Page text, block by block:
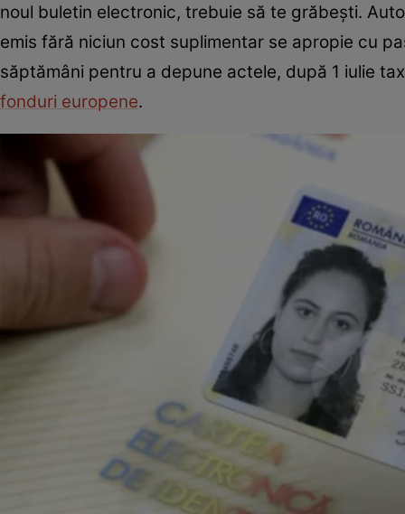
noul buletin electronic, trebuie să te grăbești.
emis fără niciun cost suplimentar se apropie cu
săptămâni pentru a depune actele, după 1 iulie
fonduri europene.